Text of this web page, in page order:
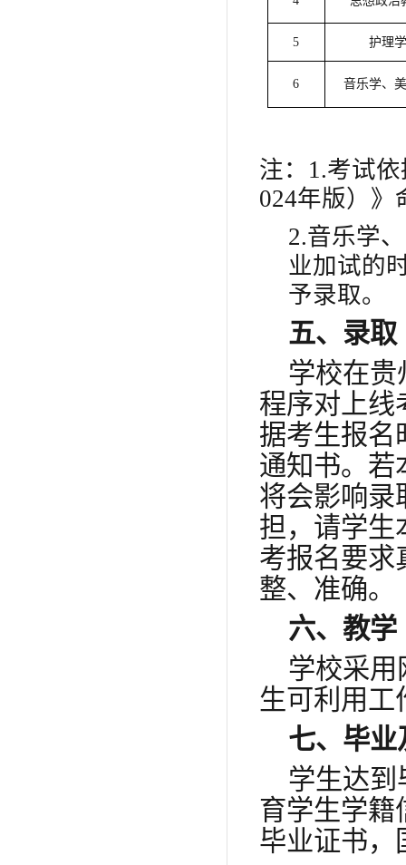
5 护理
6 音乐学、
注： 1.考试
024年版）》
2.音乐学
业加试的
予录取。
五、录取
学校在贵
程序对上线
据考生报名
通知书。若
将会影响录
担，请学生
考报名要求
整、准确。
六、教学
学校采用
生可利用工
七、毕业
学生达到
育学生学籍
毕业证书，